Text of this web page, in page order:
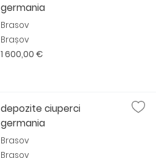
germania
Brasov
Brașov
1 600,00 €
depozite ciuperci
germania
Brasov
Brașov